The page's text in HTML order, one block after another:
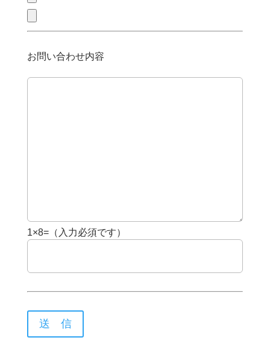
お問い合わせ内容
1×8=（入力必須です）
送 信